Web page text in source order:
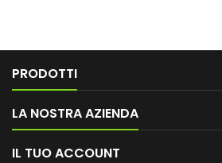
PRODOTTI
LA NOSTRA AZIENDA
IL TUO ACCOUNT